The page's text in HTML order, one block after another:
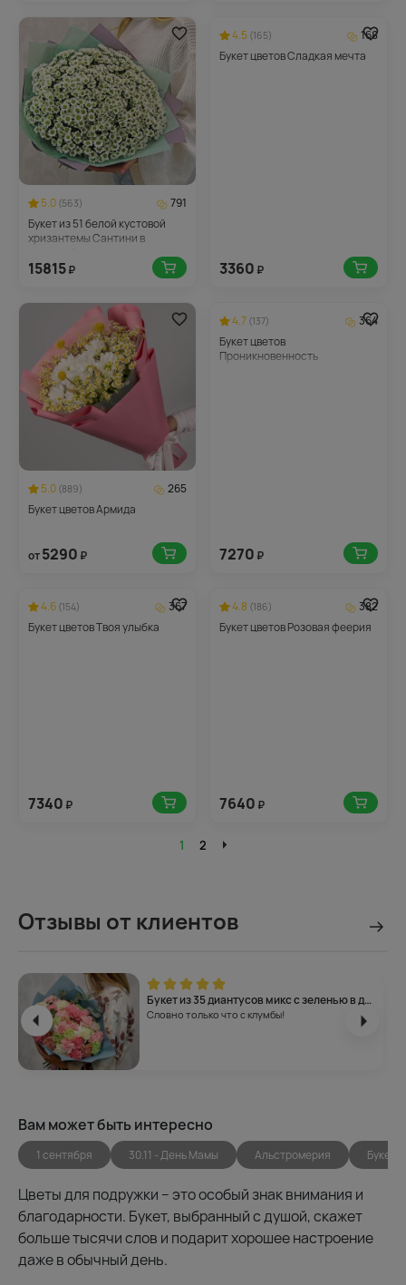
5.0 (563)
791
Букет из 51 белой кустовой
хризантемы Сантини в
15815₽
4.5 (165)
168
Букет цветов Сладкая мечта
3360 ₽
5.0 (889)
265
Букет цветов Армида
от5290 ₽
4.7 (137)
364
Букет цветов
Проникновенность
7270 ₽
4.6 (154)
367
Букет цветов Твоя улыбка
7340 ₽
4.8 (186)
382
Букет цветов Розовая феерия
7640 ₽
1 2
Отзывы от клиентов
Букет из 35 диантусов микс с зеленью в дизайнерской упаковке
Словно только что с клумбы!
Вам может быть интересно
1 сентября 30.11 - День Мамы Альстромерия Букеты
Цветы для подружки – это особый знак внимания и
благодарности. Букет, выбранный с душой, скажет
больше тысячи слов и подарит хорошее настроение
даже в обычный день.